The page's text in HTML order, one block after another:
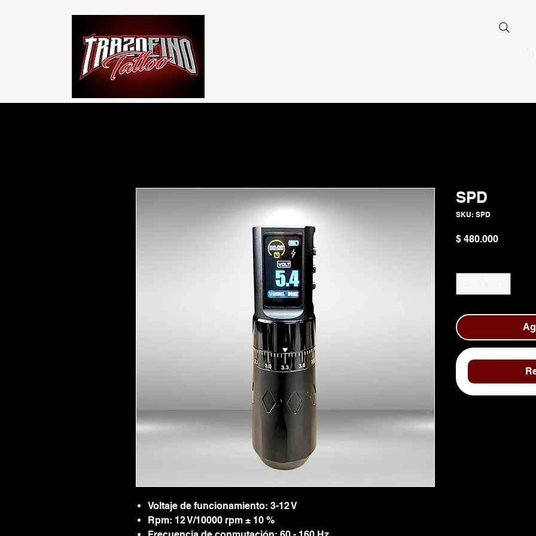
Voltaje de funcionamiento: 3-12 V
Rpm: 12 V/10000 rpm ± 10 %
SPD
SKU: SPD
$ 480.000Precio